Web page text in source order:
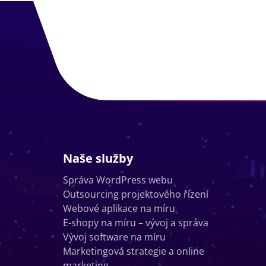
Naše služby
Správa WordPress webu
Outsourcing projektového řízení
Webové aplikace na míru
E-shopy na míru – vývoj a správa
Vývoj software na míru
Marketingová strategie a online